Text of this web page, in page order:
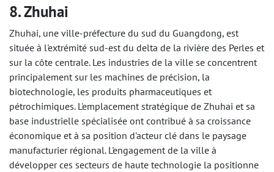
8. Zhuhai
Zhuhai, une ville-préfecture du sud du Guangdong, est
située à l'extrémité sud-est du delta de la rivière des Perles et
sur la côte centrale. Les industries de la ville se concentrent
principalement sur les machines de précision, la
biotechnologie, les produits pharmaceutiques et
pétrochimiques. L'emplacement stratégique de Zhuhai et sa
base industrielle spécialisée ont contribué à sa croissance
économique et à sa position d'acteur clé dans le paysage
manufacturier régional. L'engagement de la ville à
développer ces secteurs de haute technologie la positionne